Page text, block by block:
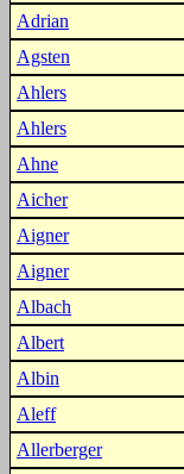
Adrian
Agsten
Ahlers
Ahlers
Ahne
Aicher
Aigner
Aigner
Albach
Albert
Albin
Aleff
Allerberger